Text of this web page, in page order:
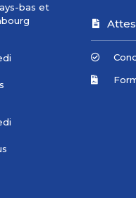
bas et